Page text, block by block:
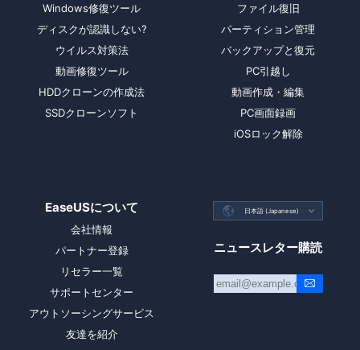
Windows修復ツール
ディスクが認識しない?
ウイルス対策法
動画修復ツール
HDDクローンの作成法
SSDクローンソフト
ファイル復旧
パーティション管理
バックアップと復元
PC引越し
動画作成・編集
PC画面録画
iOSロック解除
EaseUSについて
会社情報
パートナー登録
リセラー一覧
サポートセンター
アウトソーシングサービス
友達を紹介
 日本語 (Japanese) 
ニュースレター購読